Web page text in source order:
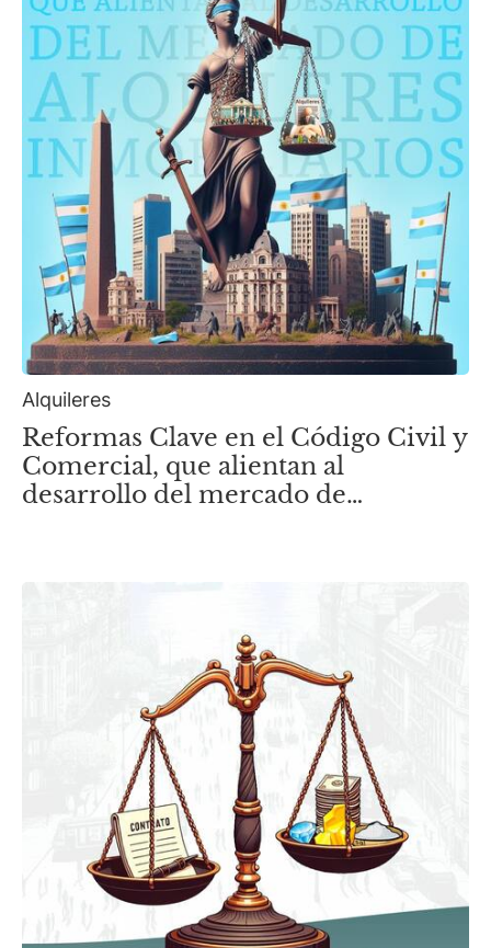
Alquileres
Reformas Clave en el Código Civil y
Comercial, que alientan al
desarrollo del mercado de